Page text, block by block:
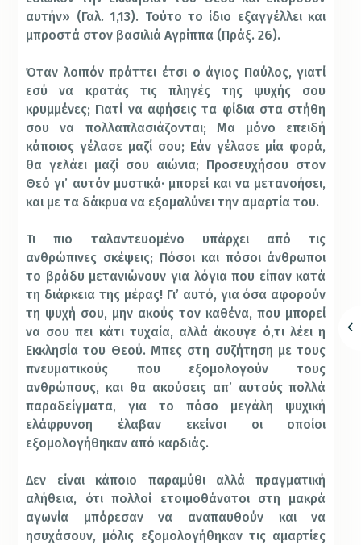
αυτήν» (Γαλ. 1,13). Τούτο το ίδιο εξαγγέλλει και
μπροστά στον βασιλιά Αγρίππα (Πράξ. 26).
Όταν λοιπόν πράττει έτσι ο άγιος Παύλος, γιατί
εσύ να κρατάς τις πληγές της ψυχής σου
κρυμμένες; Γιατί να αφήσεις τα φίδια στα στήθη
σου να πολλαπλασιάζονται; Μα μόνο επειδή
κάποιος γέλασε μαζί σου; Εάν γέλασε μία φορά,
θα γελάει μαζί σου αιώνια; Προσευχήσου στον
Θεό γι’ αυτόν μυστικά· μπορεί και να μετανοήσει,
και με τα δάκρυα να εξομαλύνει την αμαρτία του.
Τι πιο ταλαντευομένο υπάρχει από τις
ανθρώπινες σκέψεις; Πόσοι και πόσοι άνθρωποι
το βράδυ μετανιώνουν για λόγια που είπαν κατά
τη διάρκεια της μέρας! Γι’ αυτό, για όσα αφορούν
τη ψυχή σου, μην ακούς τον καθένα, που μπορεί
να σου πει κάτι τυχαία, αλλά άκουγε ό,τι λέει η
Εκκλησία του Θεού. Μπες στη συζήτηση με τους
πνευματικούς που εξομολογούν τους
ανθρώπους, και θα ακούσεις απ’ αυτούς πολλά
παραδείγματα, για το πόσο μεγάλη ψυχική
ελάφρυνση έλαβαν εκείνοι oι οποίοι
εξομολογήθηκαν από καρδιάς.
Δεν είναι κάποιο παραμύθι αλλά πραγματική
αλήθεια, ότι πολλοί ετοιμοθάνατοι στη μακρά
αγωνία μπόρεσαν να αναπαυθούν και να
ησυχάσουν, μόλις εξομολογήθηκαν τις αμαρτίες